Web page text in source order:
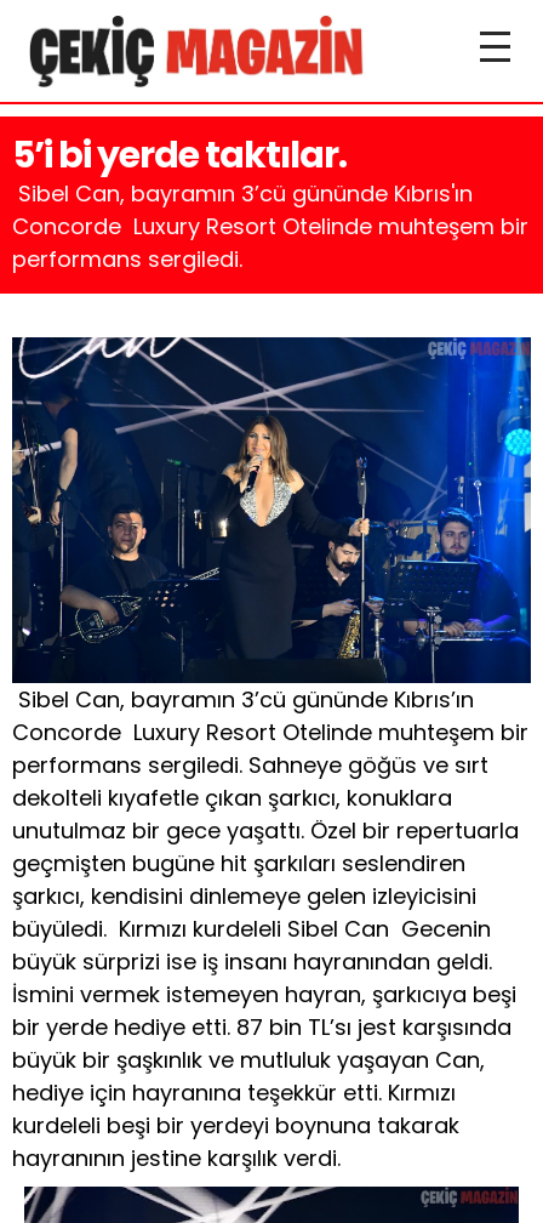
5’i bi yerde taktılar.
Sibel Can, bayramın 3’cü gününde Kıbrıs'ın
Concorde Luxury Resort Otelinde muhteşem bir
performans sergiledi.
Sibel Can, bayramın 3’cü gününde Kıbrıs’ın
Concorde Luxury Resort Otelinde muhteşem bir
performans sergiledi. Sahneye göğüs ve sırt
dekolteli kıyafetle çıkan şarkıcı, konuklara
unutulmaz bir gece yaşattı. Özel bir repertuarla
geçmişten bugüne hit şarkıları seslendiren
şarkıcı, kendisini dinlemeye gelen izleyicisini
büyüledi. Kırmızı kurdeleli Sibel Can Gecenin
büyük sürprizi ise iş insanı hayranından geldi.
İsmini vermek istemeyen hayran, şarkıcıya beşi
bir yerde hediye etti. 87 bin TL’sı jest karşısında
büyük bir şaşkınlık ve mutluluk yaşayan Can,
hediye için hayranına teşekkür etti. Kırmızı
kurdeleli beşi bir yerdeyi boynuna takarak
hayranının jestine karşılık verdi.